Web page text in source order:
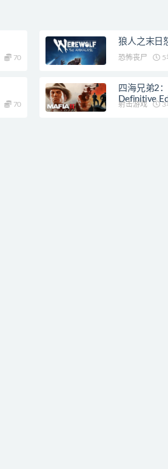
70
狼人之末日
恐怖丧尸 5
70
四海兄弟2
Definitive
射击游戏 3